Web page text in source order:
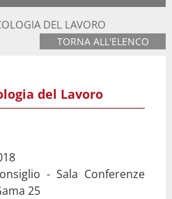
DEL LAVORO
TORNA ALL'ELENCO
del Lavoro
- Sala Conferenze
25